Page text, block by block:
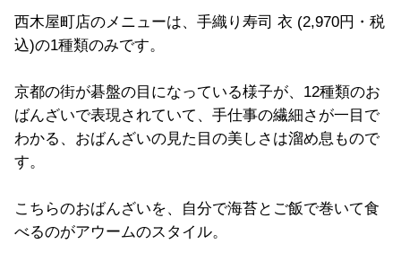
西木屋町店のメニューは、手織り寿司 衣 (2,970円・税
込)の1種類のみです。
京都の街が碁盤の目になっている様子が、12種類のお
ばんざいで表現されていて、手仕事の繊細さが一目で
わかる、おばんざいの見た目の美しさは溜め息もので
す。
こちらのおばんざいを、自分で海苔とご飯で巻いて食
べるのがアウームのスタイル。